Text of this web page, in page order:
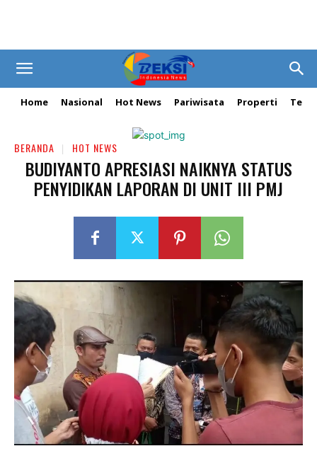
Home Nasional Hot News Pariwisata Properti
BERANDA HOT NEWS
BUDIYANTO APRESIASI NAIKNYA STATUS
PENYIDIKAN LAPORAN DI UNIT III PMJ